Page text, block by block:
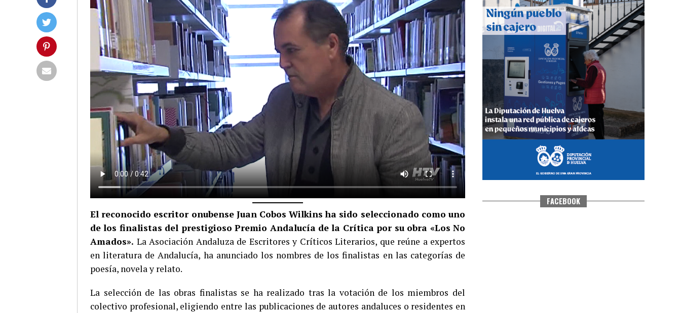
El reconocido escritor onubense Juan Cobos Wilkins ha sido seleccionado como uno
de los finalistas del prestigioso Premio Andalucía de la Crítica por su obra «Los No
Amados». La Asociación Andaluza de Escritores y Críticos Literarios, que reúne a expertos
en literatura de Andalucía, ha anunciado los nombres de los finalistas en las categorías de
poesía, novela y relato.
La selección de las obras finalistas se ha realizado tras la votación de los miembros del
colectivo profesional, eligiendo entre las publicaciones de autores andaluces o residentes en
QUINTA CORRIDA DE LAS FIESTAS
COLOMBINAS 2026
hace 5 días· Huelvatv
FACEBOOK